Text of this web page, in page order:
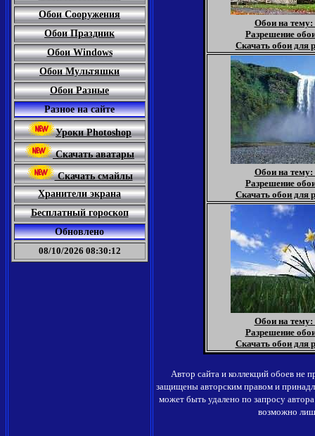
Обои Сооружения
Обои Праздник
Обои Windows
Обои Мультяшки
Обои Разные
Разное на сайте
Уроки Photoshop
Скачать аватары
Скачать смайлы
Хранители экрана
Бесплатный гороскоп
Обновлено
08/10/2026 08:30:12
Обои на
Разрешение
Скачать обои для
Обои на
Разрешение
Скачать обои для
Обои на
Разрешение
Скачать обои для
Автор сайта и коллекций обоев не
защищены авторским правом и
может быть удалено по запросу
возможно